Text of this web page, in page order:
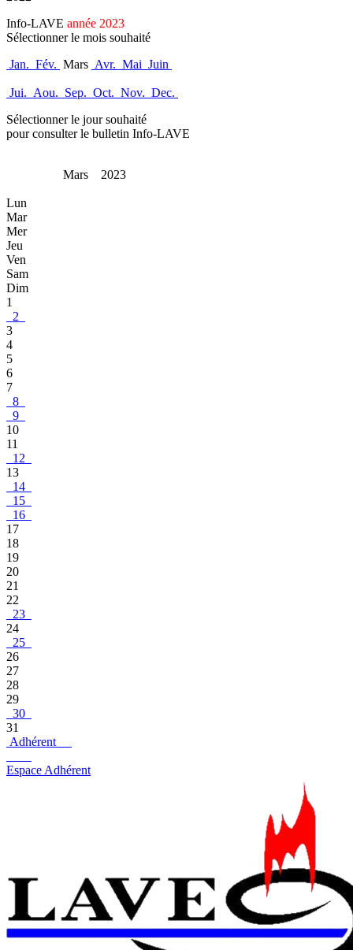
Info-LAVE année 2023
Sélectionner le mois souhaité
Jan. Fév. Mars Avr. Mai Juin
Jui. Aou. Sep. Oct. Nov. Dec.
Sélectionner le jour souhaité
pour consulter le bulletin Info-LAVE
Mars 2023
Lun
Mar
Mer
Jeu
Ven
Sam
Dim
1
2
3
4
5
6
7
8
9
10
11
12
13
14
15
16
17
18
19
20
21
22
23
24
25
26
27
28
29
30
31
Adhérent
Espace Adhérent